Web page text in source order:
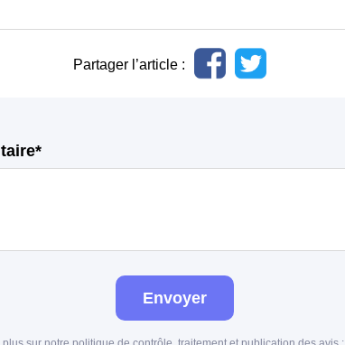
Partager l’article :
Envoyer